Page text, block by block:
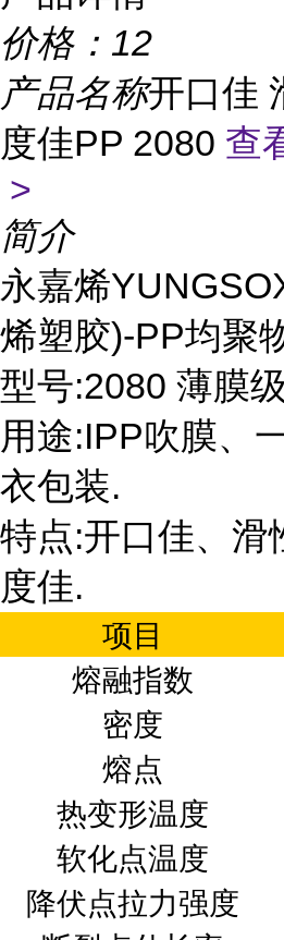
价格： 12
产品名称开口佳
度佳PP 2080 查
>
简介
永嘉烯
烯塑胶)-PP均聚
型号:2080 薄膜级
用途:IPP吹膜、
衣包装.
特点:开口佳、滑
度佳.
项目
熔融指数
密度
熔点
热变形温度
软化点温度
降伏点拉力强度